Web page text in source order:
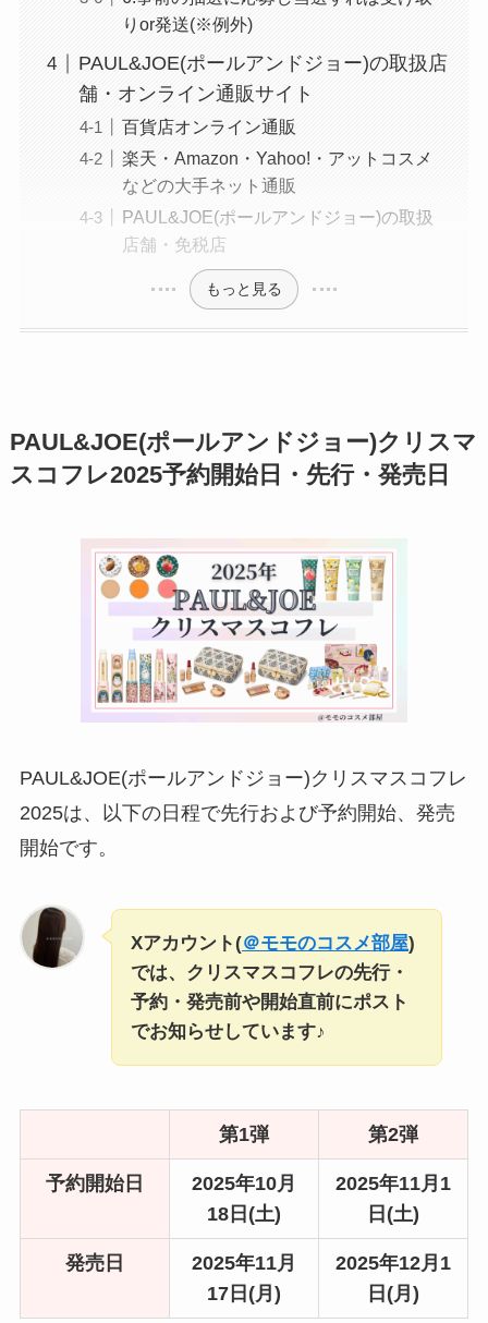
りor発送(※例外)
PAUL&JOE(ポールアンドジョー)の取扱店
舗・オンライン通販サイト
百貨店オンライン通販
楽天・Amazon・Yahoo!・アットコスメ
などの大手ネット通販
PAUL&JOE(ポールアンドジョー)の取扱
店舗・免税店
もっと見る
PAUL&JOE(ポールアンドジョー)クリスマ
スコフレ2025予約開始日・先行・発売日
PAUL&JOE(ポールアンドジョー)クリスマスコフレ
2025は、以下の日程で先行および予約開始、発売
開始です。
Xアカウント(＠モモのコスメ部屋)
では、クリスマスコフレの先行・
予約・発売前や開始直前にポスト
でお知らせしています♪
第1弾 第2弾
予約開始日
2025年10月
18日(土)
2025年11月1
日(土)
発売日
2025年11月
17日(月)
2025年12月1
日(月)